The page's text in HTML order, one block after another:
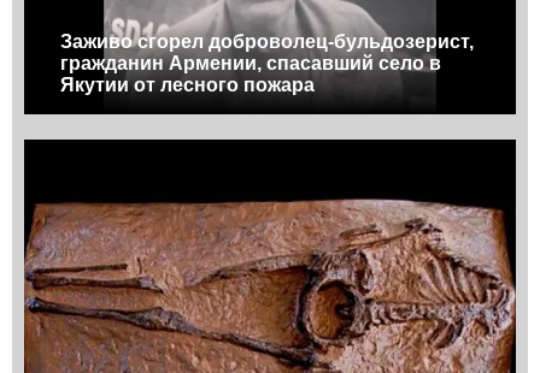
Заживо сгорел доброволец-бульдозерист,
гражданин Армении, спасавший село в
Якутии от лесного пожара